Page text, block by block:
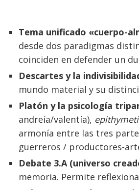
Tema unificado «cuerpo-
desde dos paradigmas
coinciden en defender un
Descartes y la
mundo material y su
Platón y la psicología
andreía/valentía),
armonía entre las tres
guerreros / productores-
Debate 3.A (universo
memoria. Permite